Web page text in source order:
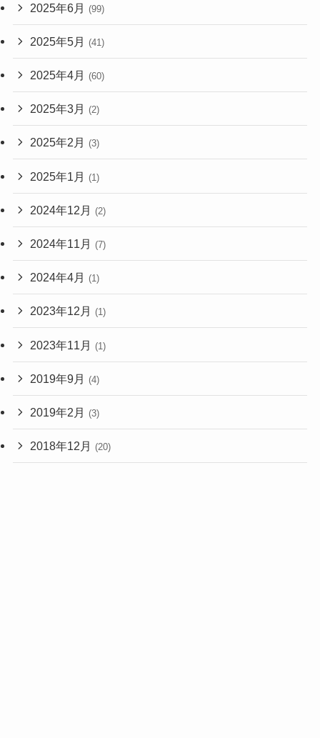
2025年6月 (99)
2025年5月 (41)
2025年4月 (60)
2025年3月 (2)
2025年2月 (3)
2025年1月 (1)
2024年12月 (2)
2024年11月 (7)
2024年4月 (1)
2023年12月 (1)
2023年11月 (1)
2019年9月 (4)
2019年2月 (3)
2018年12月 (20)